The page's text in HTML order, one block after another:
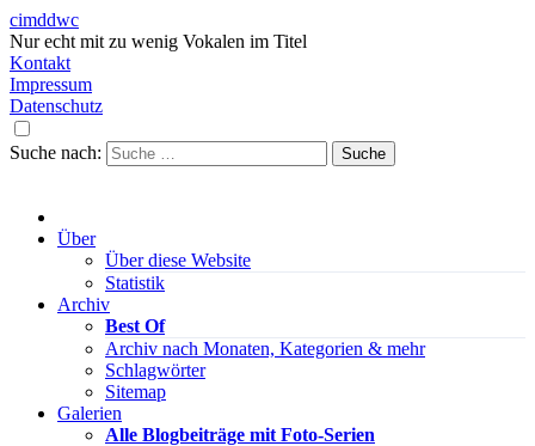
cimddwc
Nur echt mit zu wenig Vokalen im Titel
Kontakt
Impressum
Datenschutz
Suche nach:
Über
Über diese Website
Statistik
Archiv
Best Of
Archiv nach Monaten, Kategorien & mehr
Schlagwörter
Sitemap
Galerien
Alle Blogbeiträge mit Foto-Serien